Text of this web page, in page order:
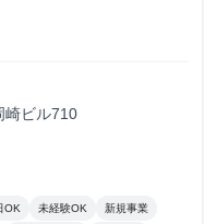
ビル710
OK 未経験OK 新規事業